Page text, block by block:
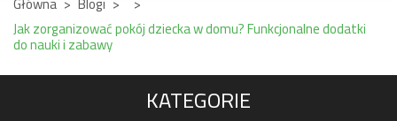
Jak zorganizować pokój dziecka w domu? Funkcjonalne dodatki
do nauki i zabawy
KATEGORIE